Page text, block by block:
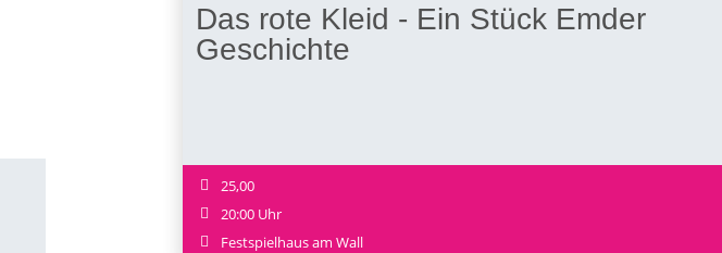
Das rote Kleid - Ein Stück Emder
Geschichte
25,00
20:00 Uhr
Festspielhaus am Wall